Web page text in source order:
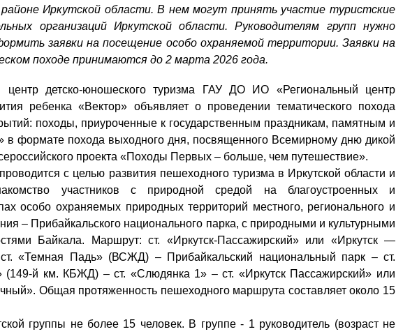
Иркутской области. В нем могут принять участие туристские
организаций Иркутской области. Руководителям групп нужно
заявки на посещение особо охраняемой территории. Заявки на
походе принимаются до 2 марта 2026 года.
центр детско-юношеского туризма ГАУ ДО ИО «Региональный центр
ребенка «Вектор» объявляет о проведении тематического похода
походы, приуроченные к государственным праздникам, памятным и
в формате похода выходного дня, посвященного Всемирному дню дикой
проекта «Походы Первых – больше, чем путешествие».
с целью развития пешеходного туризма в Иркутской области и
участников с природной средой на благоустроенных и
особо охраняемых природных территорий местного, регионального и
– Прибайкальского национального парка, с природными и культурными
Байкала. Маршрут: ст. «Иркутск-Пассажирский» или «Иркутск —
«Темная Падь» (ВСЖД) – Прибайкальский национальный парк – ст.
(149-й км. КБЖД) – ст. «Слюдянка 1» – ст. «Иркутск Пассажирский» или
Общая протяженность пешеходного маршрута составляет около 15
группы не более 15 человек. В группе - 1 руководитель (возраст не